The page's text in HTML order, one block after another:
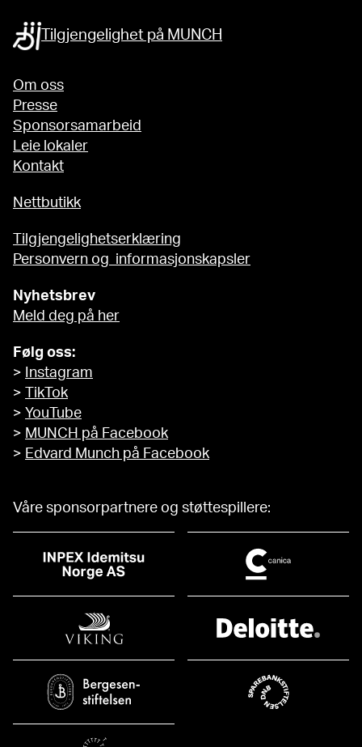
Tilgjengelighet på MUNCH
Om oss
Presse
Sponsorsamarbeid
Leie lokaler
Kontakt
Nettbutikk
Tilgjengelighetserklæring
Personvern og informasjonskapsler
Nyhetsbrev
Meld deg på her
Følg oss:
>
Instagram
>
TikTok
> YouTube
> MUNCH på Facebook
> Edvard Munch på Facebook
Våre sponsorpartnere og støttespillere: